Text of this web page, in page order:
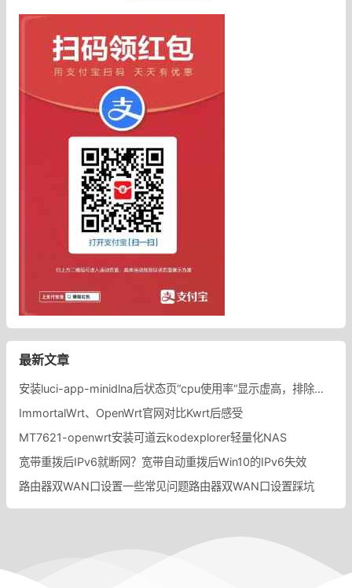
最新文章
安装luci-app-minidlna后状态页“cpu使用率“显示虚高，排除过程记录。
ImmortalWrt、OpenWrt官网对比Kwrt后感受
MT7621-openwrt安装可道云kodexplorer轻量化NAS
宽带重拨后IPv6就断网？宽带自动重拨后Win10的IPv6失效
路由器双WAN口设置一些常见问题路由器双WAN口设置踩坑